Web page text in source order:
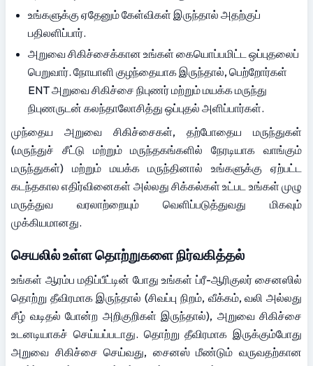
உங்களுக்கு ஏதேனும் கேள்விகள் இருந்தால் அதற்குப்
பதிலளிப்பார்.
அறுவை சிகிச்சைக்கான உங்கள் கையொப்பமிட்ட ஒப்புதலைப்
பெறுவார். நோயாளி குழந்தையாக இருந்தால், பெற்றோர்கள்
ENT அறுவை சிகிச்சை நிபுணர் மற்றும் மயக்க மருந்து
நிபுணருடன் கலந்தாலோசித்து ஒப்புதல் அளிப்பார்கள்.
முந்தைய அறுவை சிகிச்சைகள், தற்போதைய மருந்துகள்
(மருந்துச் சீட்டு மற்றும் மருந்தகங்களில் நேரடியாக வாங்கும்
மருந்துகள்) மற்றும் மயக்க மருந்தினால் உங்களுக்கு ஏற்பட்ட
கடந்தகால எதிர்வினைகள் அல்லது சிக்கல்கள் உட்பட உங்கள் முழு
மருத்துவ வரலாற்றையும் வெளிப்படுத்துவது மிகவும்
முக்கியமானது.
செயலில் உள்ள தொற்றுகளை நிர்வகித்தல்
உங்கள் ஆரம்ப மதிப்பீட்டின் போது உங்கள் ப்ரீ-ஆரிகுலர் சைனஸில்
தொற்று தீவிரமாக இருந்தால் (சிவப்பு நிறம், வீக்கம், வலி அல்லது
சீழ் வடிதல் போன்ற அறிகுறிகள் இருந்தால்), அறுவை சிகிச்சை
உடனடியாகச் செய்யப்படாது. தொற்று தீவிரமாக இருக்கும்போது
அறுவை சிகிச்சை செய்வது, சைனஸ் மீண்டும் வருவதற்கான